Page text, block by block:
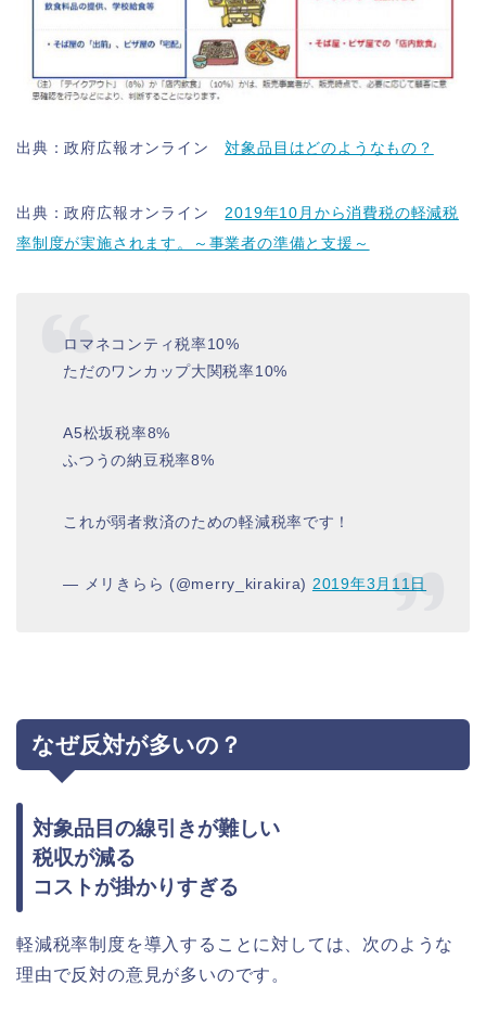
出典：政府広報オンライン対象品目はどのようなもの？
出典：政府広報オンライン 2019年10月から消費税の軽減税
率制度が実施されます。～事業者の準備と支援～
ロマネコンティ税率10%
ただのワンカップ大関税率10%
A5松坂税率8%
ふつうの納豆税率8%
これが弱者救済のための軽減税率です！
— メリきらら (@merry_kirakira) 2019年3月11日
なぜ反対が多いの？
対象品目の線引きが難しい
税収が減る
コストが掛かりすぎる
軽減税率制度を導入することに対しては、次のような
理由で反対の意見が多いのです。